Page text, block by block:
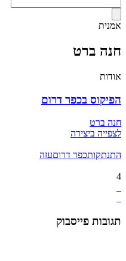
אמנית
חנה ברט
אודות
הפיקוס בכפר דרום
חנה ברט
לצפייה ביצירה
התנתקותכפר דרוםעזה
4
תגובות פייסבוק